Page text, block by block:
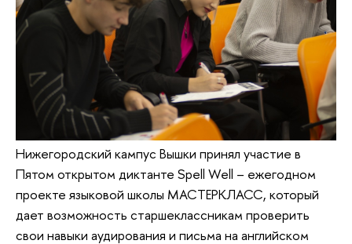
Нижегородский кампус Вышки принял участие в
Пятом открытом диктанте Spell Well – ежегодном
проекте языковой школы МАСТЕРКЛАСС, который
дает возможность старшеклассникам проверить
свои навыки аудирования и письма на английском